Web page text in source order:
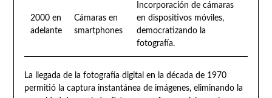
2000 en
adelante
Cámaras en
smartphones
Incorporación de cámaras
en dispositivos móviles,
democratizando la
fotografía.
La llegada de la fotografía digital en la década de 1970
permitió la captura instantánea de imágenes, eliminando la